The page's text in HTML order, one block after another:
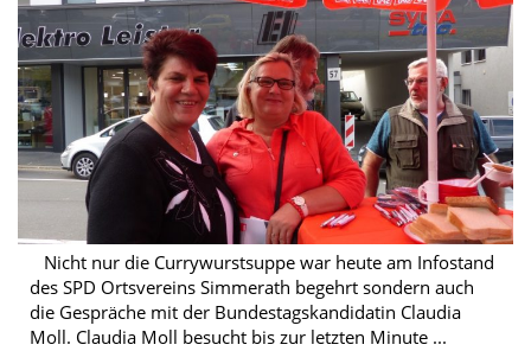
Nicht nur die Currywurstsuppe war heute am Infostand
des SPD Ortsvereins Simmerath begehrt sondern auch
die Gespräche mit der Bundestagskandidatin Claudia
Moll. Claudia Moll besucht bis zur letzten Minute ...